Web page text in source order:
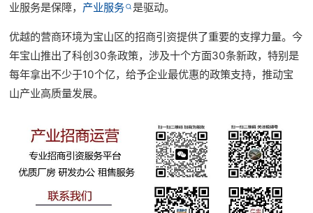
业服务是保障， 产业服务 是驱动。
优越的营商环境为宝山区的招商引资提供了重要的支撑力量。今
年宝山推出了科创30条政策，涉及十个方面30条新政，特别是
每年拿出不少于10个亿，给予企业最优惠的政策支持，推动宝
山产业高质量发展。